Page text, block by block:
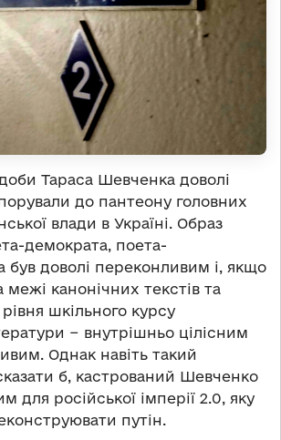
Тараса Шевченка доволі
до пантеону головних
влади в Україні. Образ
демократа, поета-
був доволі переконливим і, якщо
межі канонічних текстів та
шкільного курсу
− внутрішньо цілісним
Однак навіть такий
б, кастрований Шевченко
для російської імперії 2.0, яку
путін.